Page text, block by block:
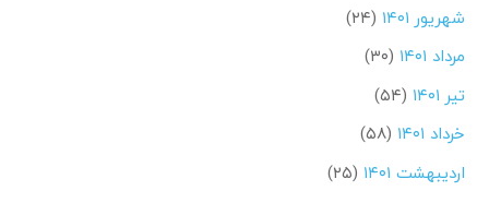
شهریور ۱۴۰۱
(۲۴)
مرداد ۱۴۰۱
(۳۰)
تیر ۱۴۰۱
(۵۴)
خرداد ۱۴۰۱
(۵۸)
اردیبهشت ۱۴۰۱
(۲۵)